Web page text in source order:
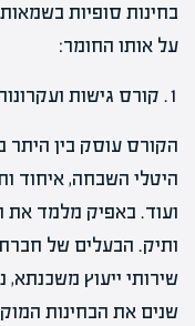
בחינות סופיות
על אותו החומר:
1. קורס גישות ועקרונות בהערכת מקרקעין
הקורס עוסק בין היתר
היטלי השבחה, איחוד
ועוד. באפיק מלמד את
ותיק. הבעלים של
שירותי ייעוץ משכנתא,
שנים את הבחינות